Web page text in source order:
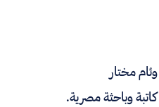
وئام مختار
كاتبة وباحثة مصرية.